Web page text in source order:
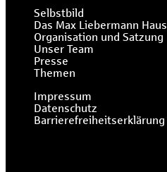
Selbstbild
Das Max Liebermann Haus
Organisation und Satzung
Unser Team
Presse
Themen
Impressum
Datenschutz
Barrierefreiheitserklärung